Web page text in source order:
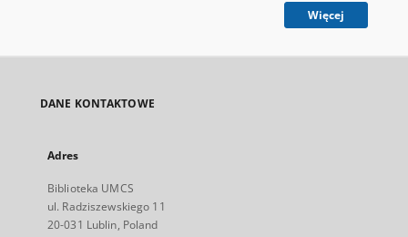
Więcej
DANE KONTAKTOWE
Adres
Biblioteka UMCS
ul. Radziszewskiego 11
20-031 Lublin, Poland